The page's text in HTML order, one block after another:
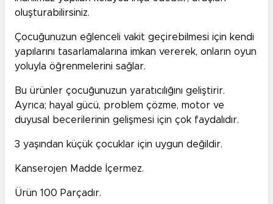
oluşturabilirsiniz.
Çocuğunuzun eğlenceli vakit geçirebilmesi için kendi
yapılarını tasarlamalarına imkan vererek, onların oyun
yoluyla öğrenmelerini sağlar.
Bu ürünler çocuğunuzun yaratıcılığını geliştirir.
Ayrıca; hayal gücü, problem çözme, motor ve
duyusal becerilerinin gelişmesi için çok faydalıdır.
3 yaşından küçük çocuklar için uygun değildir.
Kanserojen Madde İçermez.
Ürün 100 Parçadır.